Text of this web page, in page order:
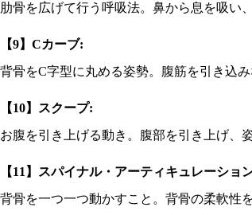
肋骨を広げて行う呼吸法。鼻から息を吸い
【9】Cカーブ:
背骨をC字型に丸める姿勢。腹筋を引き込
【10】スクープ:
お腹を引き上げる動き。腹部を引き上げ、
【11】スパイナル・アーティキュレーショ
背骨を一つ一つ動かすこと。背骨の柔軟性